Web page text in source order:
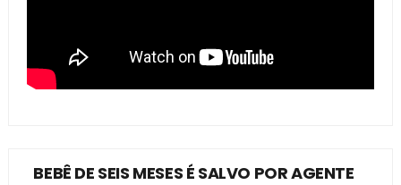
BEBÊ DE SEIS MESES É SALVO POR AGENTE